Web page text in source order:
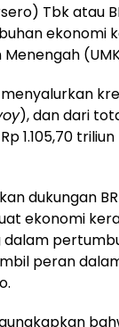
Tbk atau
ekonomi
), dan dari
1.105,70
dukungan
ekonomi
peran